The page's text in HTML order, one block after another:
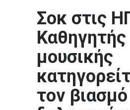
Σοκ στις
Καθηγητής
μουσικής
τον